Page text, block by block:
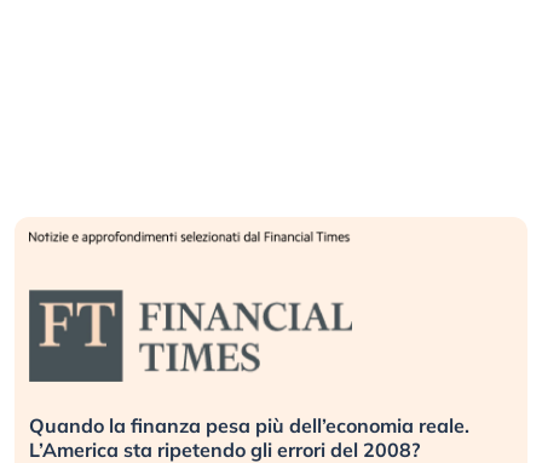
Quando la finanza pesa più dell’economia reale.
L’America sta ripetendo gli errori del 2008?